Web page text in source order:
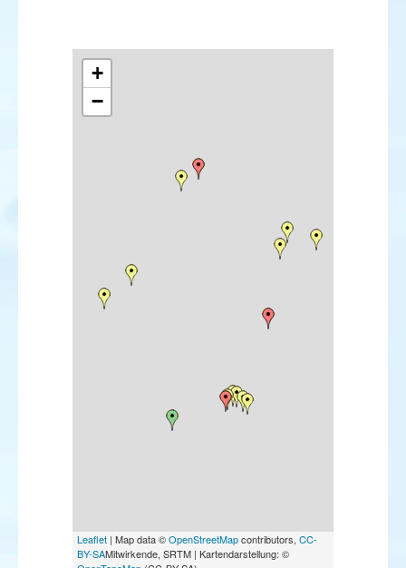
+
−
Leaflet | Map data ©OpenStreetMapcontributors, CC-
BY-SAMitwirkende, SRTM | Kartendarstellung: ©